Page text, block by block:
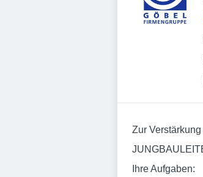
Zur
Ihre Aufgaben: